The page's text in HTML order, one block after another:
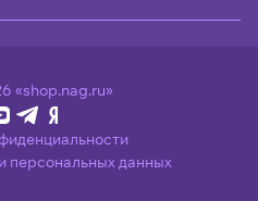
«shop.nag.ru»
персональных данных